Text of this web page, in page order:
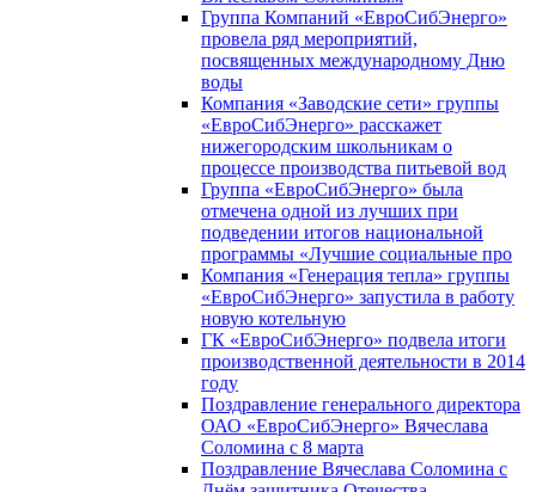
Группа Компаний «ЕвроСибЭнерго»
провела ряд мероприятий,
посвященных международному Дню
воды
Компания «Заводские сети» группы
«ЕвроСибЭнерго» расскажет
нижегородским школьникам о
процессе производства питьевой вод
Группа «ЕвроСибЭнерго» была
отмечена одной из лучших при
подведении итогов национальной
программы «Лучшие социальные про
Компания «Генерация тепла» группы
«ЕвроСибЭнерго» запустила в работу
новую котельную
ГК «ЕвроСибЭнерго» подвела итоги
производственной деятельности в 2014
году
Поздравление генерального директора
ОАО «ЕвроСибЭнерго» Вячеслава
Соломина с 8 марта
Поздравление Вячеслава Соломина с